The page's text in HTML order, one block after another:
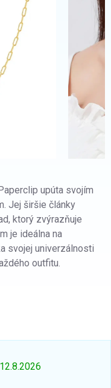
upúta svojím
Jej širšie články
ktorý zvýrazňuje
je ideálna na
svojej univerzálnosti
outfitu.
12.8.2026